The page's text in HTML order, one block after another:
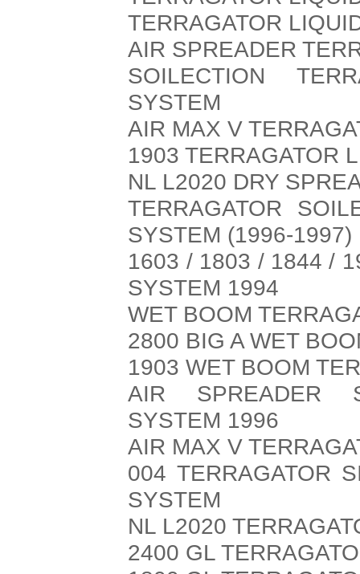
TERRAGATOR
AIR SPREADER
SOILECTION
SYSTEM
AIR MAX V
1903 TERRAGATOR
NL L2020 DRY
TERRAGATOR
SYSTEM (1996-1997)
1603 / 1803 / 1844 /
SYSTEM 1994
WET BOOM
2800 BIG A WET
1903 WET BOOM
AIR SPREADER
SYSTEM 1996
AIR MAX V
004 TERRAGATOR
SYSTEM
NL L2020
2400 GL